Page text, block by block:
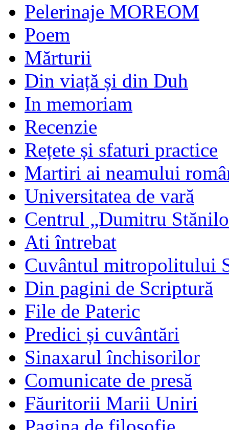
Pelerinaje MOREOM
Poem
Mărturii
Din viață și din Duh
In memoriam
Recenzie
Rețete și sfaturi practice
Martiri ai neamului
Universitatea de vară
Centrul „Dumitru
Ati întrebat
Cuvântul mitropolitului
Din pagini de Scriptură
File de Pateric
Predici și cuvântări
Sinaxarul închisorilor
Comunicate de presă
Făuritorii Marii Uniri